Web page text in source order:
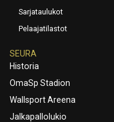
Sarjataulukot
Pelaajatilastot
SEURA
Historia
OmaSp Stadion
Wallsport Areena
Jalkapallolukio